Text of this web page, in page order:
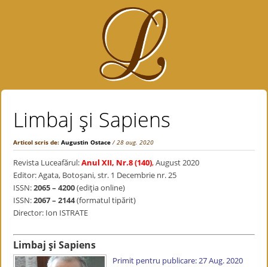
Limbaj şi Sapiens
Articol scris de:Augustin Ostace / 28 aug. 2020
Revista Luceafărul:Anul XII, Nr.8 (140),August 2020
Editor: Agata, Botoșani, str. 1 Decembrie nr. 25
ISSN:2065 – 4200(ediţia online)
ISSN:2067 – 2144(formatul tipărit)
Director: Ion ISTRATE
Limbaj şi Sapiens
Primit pentru publicare: 27 Aug. 2020